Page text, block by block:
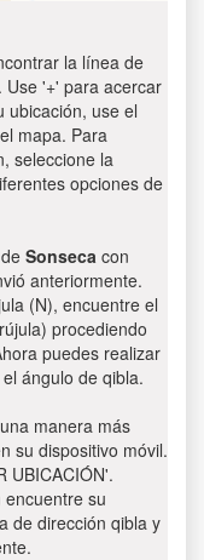
la línea de
Use '+' para acercar
ubicación, use el
mapa. Para
seleccione la
opciones de
Sonseca con
anteriormente.
(N), encuentre el
procediendo
puedes realizar
ángulo de qibla.
manera más
su dispositivo móvil.
UBICACIÓN'.
su
de dirección qibla y